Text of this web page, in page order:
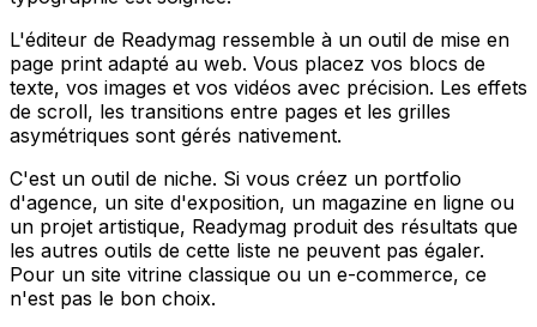
L'éditeur de Readymag ressemble à un outil de mise en
page print adapté au web. Vous placez vos blocs de
texte, vos images et vos vidéos avec précision. Les effets
de scroll, les transitions entre pages et les grilles
asymétriques sont gérés nativement.
C'est un outil de niche. Si vous créez un portfolio
d'agence, un site d'exposition, un magazine en ligne ou
un projet artistique, Readymag produit des résultats que
les autres outils de cette liste ne peuvent pas égaler.
Pour un site vitrine classique ou un e-commerce, ce
n'est pas le bon choix.